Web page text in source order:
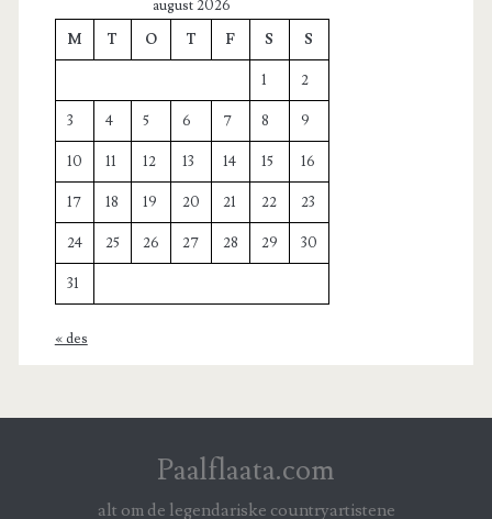
august 2026
M
T O T F S S
1 2
3 4 5 6 7 8 9
10 11 12 13 14 15 16
17 18 19 20 21 22 23
24 25 26 27 28 29 30
31
« des
Paalflaata.com
alt om de legendariske countryartistene